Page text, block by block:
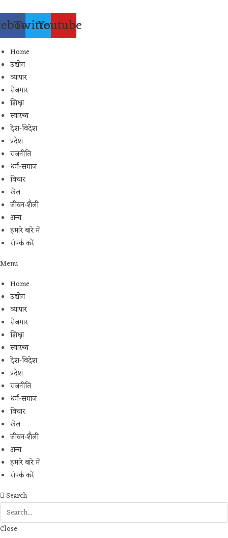
contentTwitterYoutube
Home
उद्योग
व्यापार
रोजगार
शिक्षा
स्वास्थ्य
देश-विदेश
प्रदेश
राजनीति
धर्म-समाज
विचार
खेल
जीवन-शैली
अन्य
हमारे बारे में
संपर्क करें
Menu
Home
उद्योग
व्यापार
रोजगार
शिक्षा
स्वास्थ्य
देश-विदेश
प्रदेश
राजनीति
धर्म-समाज
विचार
खेल
जीवन-शैली
अन्य
हमारे बारे में
संपर्क करें
Search
Close